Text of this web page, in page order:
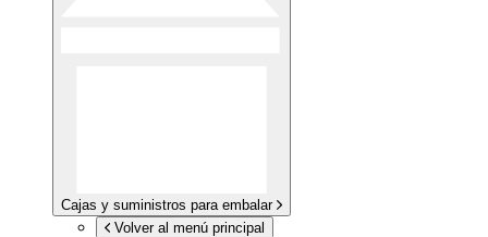
Cajas y suministros para embalar
Volver al menú principal